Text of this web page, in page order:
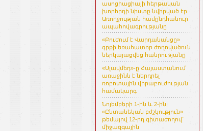
ասոցիացիայի հերթական
խորհրդի նիստը նվիրված էր
Առողջության համընդհանուր
ապահովագրությանը
«Բուժում է Վարդանանցը»
գրքի եռահատոր ժողովածուն
ներկայացվեց հանրությանը
«Սլավմեդ»-ը Հայաստանում
առաջինն է ներդրել
ռոբոտային վիրաբուժության
համակարգ
Նոյեմբերի 1-ին և 2-ին,
«Ընտանեկան բժշկություն»
թեմայով 12-րդ գիտաժողով՝
միջազգային